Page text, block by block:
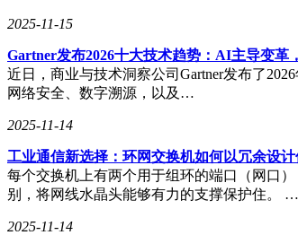
2025-11-15
Gartner发布2026十大技术趋势：AI主导变革
近日，商业与技术洞察公司Gartner发布了
网络安全、数字溯源，以及…
2025-11-14
工业通信新选择：环网交换机如何以冗余设
每个交换机上有两个用于组环的端口（网口
别，将网线水晶头能够有力的支撑保护住。 …
2025-11-14